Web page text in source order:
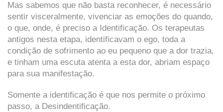
Mas sabemos que não basta reconhecer, é necessário
sentir visceralmente, vivenciar as emoções do quando,
o que, onde, é preciso a Identificação. Os terapeutas
antigos nesta etapa, identificavam o ego, toda a
condição de sofrimento ao eu pequeno que a dor trazia,
e tinham uma escuta atenta a esta dor, abriam espaço
para sua manifestação.
Somente a identificação é que nos permite o próximo
passo, a Desindentificação.